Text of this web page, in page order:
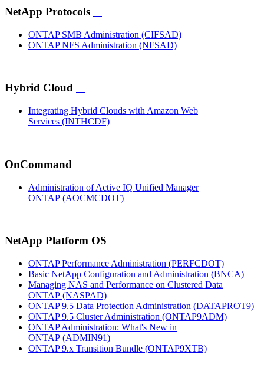
NetApp Protocols
ONTAP SMB Administration (CIFSAD)
ONTAP NFS Administration (NFSAD)
Hybrid Cloud
Integrating Hybrid Clouds with Amazon Web
Services (INTHCDF)
OnCommand
Administration of Active IQ Unified Manager
ONTAP (AOCMCDOT)
NetApp Platform OS
ONTAP Performance Administration (PERFCDOT)
Basic NetApp Configuration and Administration (BNCA)
Managing NAS and Performance on Clustered Data
ONTAP (NASPAD)
ONTAP 9.5 Data Protection Administration (DATAPROT9)
ONTAP 9.5 Cluster Administration (ONTAP9ADM)
ONTAP Administration: What's New in
ONTAP (ADMIN91)
ONTAP 9.x Transition Bundle (ONTAP9XTB)